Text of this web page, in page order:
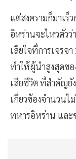
แต่สงครามก็มาเ
อิหร่านจะไหวตัวว่
เสียใจที่การเจรจ
ทำให้ผู้นำสูงสุดข
เสียชีวิต ที่สำคัญ
เกี่ยวข้องจำนวน
ทหารอิหร่าน และ